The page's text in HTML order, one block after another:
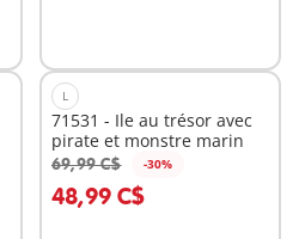
L
71531 - Ile au trésor avec
pirate et monstre marin
69,99 C$ -30%
48,99 C$
Au panier